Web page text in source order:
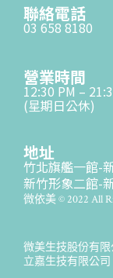
聯絡電話
03 658 8180
營業時間
12:30 PM –
(星期日公休)
地址
竹北旗艦一館-
新竹形象二館-
微依美 © 2022 All
微美生技股份有限
立嘉生技有限公司